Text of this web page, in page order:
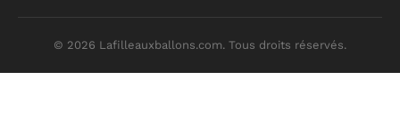
© 2026 Lafilleauxballons.com. Tous droits réservés.